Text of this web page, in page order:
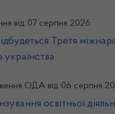
від 07 серпня 2026
Третя
українства
ОДА від 06 серпня
освітньої